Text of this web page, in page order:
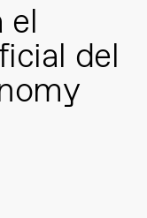
el
del